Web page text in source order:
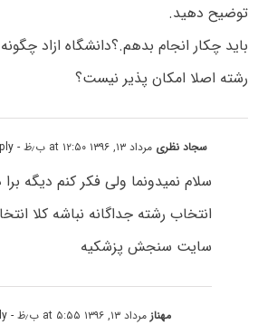
توضیح دهید.
باید چکار انجام بدهم.؟دانشگاه ازاد
رشته اصلا امکان پذیر نیست؟
سجاد نظری مرداد ۱۳, ۱۳۹۶ at ۱۲:۵۰ ب٫ظ - Reply
سلام نمیدونما ولی فکر کنم دیگه برا
انتخاب رشته جداگانه نباشه کلا
سایت سنجش پزشکیه
مهناز مرداد ۱۳, ۱۳۹۶ at ۵:۵۵ ب٫ظ - Reply